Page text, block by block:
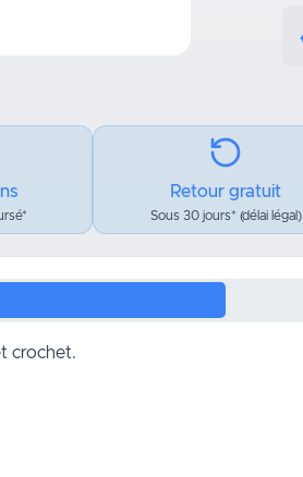
Retour gratuit
Sous 30 jours* (délai légal)
crochet.